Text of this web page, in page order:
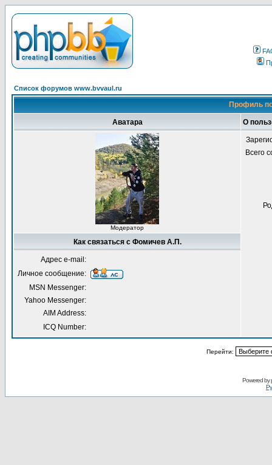
Список форумов www.bvvaul.ru
Профиль
Аватара О
Модератор
Всего
Как связаться с Фомичев А.П.
Адрес e-mail:
Личное сообщение:
MSN Messenger:
Yahoo Messenger:
AIM Address:
ICQ Number:
Перейти:
Powered by